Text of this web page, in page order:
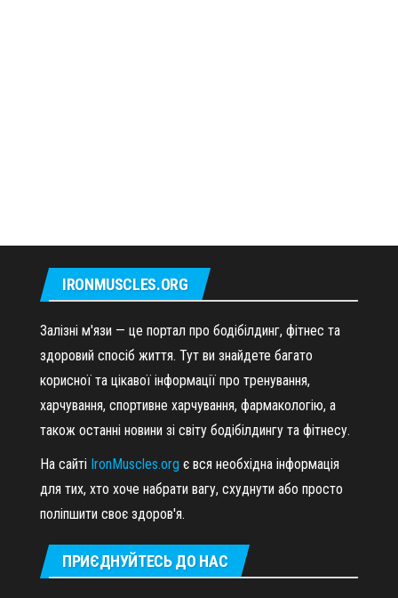
IRONMUSCLES.ORG
Залізні м'язи — це портал про бодібілдинг, фітнес та
здоровий спосіб життя. Тут ви знайдете багато
корисної та цікавої інформації про тренування,
харчування, спортивне харчування, фармакологію, а
також останні новини зі світу бодібілдингу та фітнесу.
На сайті IronMuscles.org є вся необхідна інформація
для тих, хто хоче набрати вагу, схуднути або просто
поліпшити своє здоров'я.
ПРИЄДНУЙТЕСЬ ДО НАС